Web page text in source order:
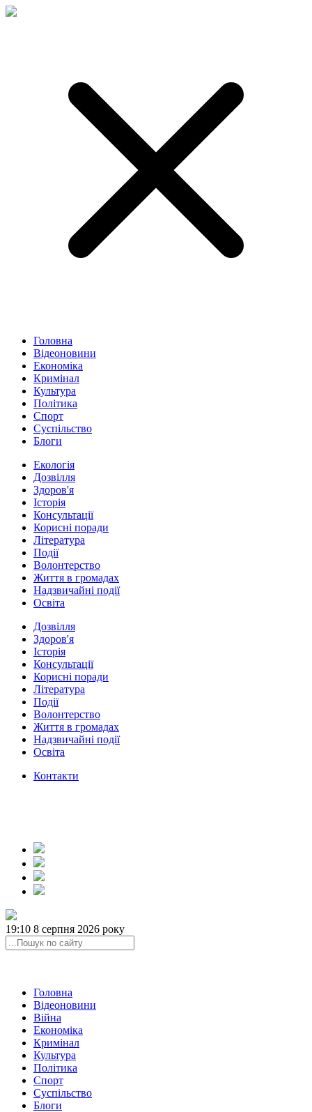
Головна
Відеоновини
Економіка
Кримінал
Культура
Політика
Спорт
Суспільство
Блоги
Екологія
Дозвілля
Здоров'я
Історія
Консультації
Корисні поради
Література
Події
Волонтерство
Життя в громадах
Надзвичайні події
Освіта
Дозвілля
Здоров'я
Історія
Консультації
Корисні поради
Література
Події
Волонтерство
Життя в громадах
Надзвичайні події
Освіта
Контакти
19:10 8 серпня 2026 року
Головна
Відеоновини
Війна
Економіка
Кримінал
Культура
Політика
Спорт
Суспільство
Блоги